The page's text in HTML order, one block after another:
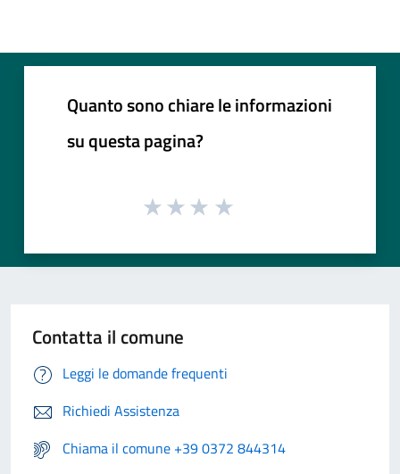
Quanto sono chiare le informazioni
su questa pagina?
Contatta il comune
Leggi le domande frequenti
Richiedi Assistenza
Chiama il comune +39 0372 844314